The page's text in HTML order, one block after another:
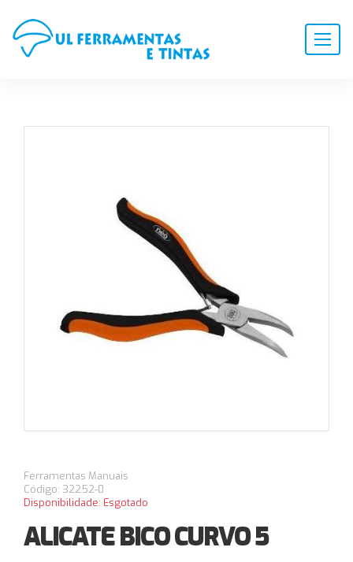
Ferramentas Manuais
Código: 32252-0
Disponibilidade: Esgotado
ALICATE BICO CURVO 5